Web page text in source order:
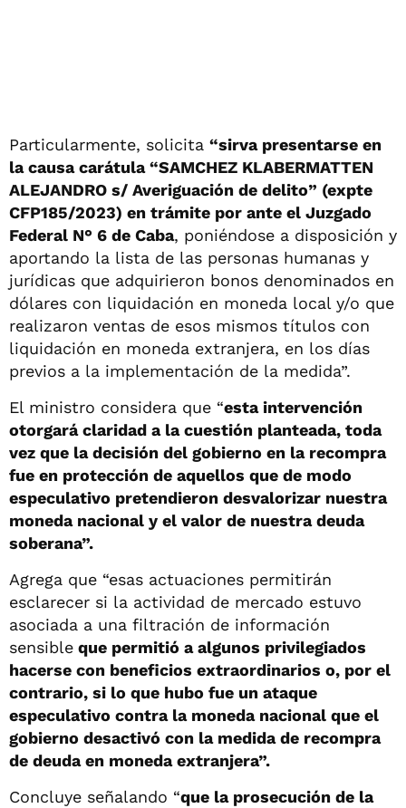
Particularmente, solicita “sirva presentarse en
la causa carátula “SAMCHEZ KLABERMATTEN
ALEJANDRO s/ Averiguación de delito” (expte
CFP185/2023) en trámite por ante el Juzgado
Federal N° 6 de Caba, poniéndose a disposición y
aportando la lista de las personas humanas y
jurídicas que adquirieron bonos denominados en
dólares con liquidación en moneda local y/o que
realizaron ventas de esos mismos títulos con
liquidación en moneda extranjera, en los días
previos a la implementación de la medida”.
El ministro considera que “esta intervención
otorgará claridad a la cuestión planteada, toda
vez que la decisión del gobierno en la recompra
fue en protección de aquellos que de modo
especulativo pretendieron desvalorizar nuestra
moneda nacional y el valor de nuestra deuda
soberana”.
Agrega que “esas actuaciones permitirán
esclarecer si la actividad de mercado estuvo
asociada a una filtración de información
sensible que permitió a algunos privilegiados
hacerse con beneficios extraordinarios o, por el
contrario, si lo que hubo fue un ataque
especulativo contra la moneda nacional que el
gobierno desactivó con la medida de recompra
de deuda en moneda extranjera”.
Concluye señalando “que la prosecución de la